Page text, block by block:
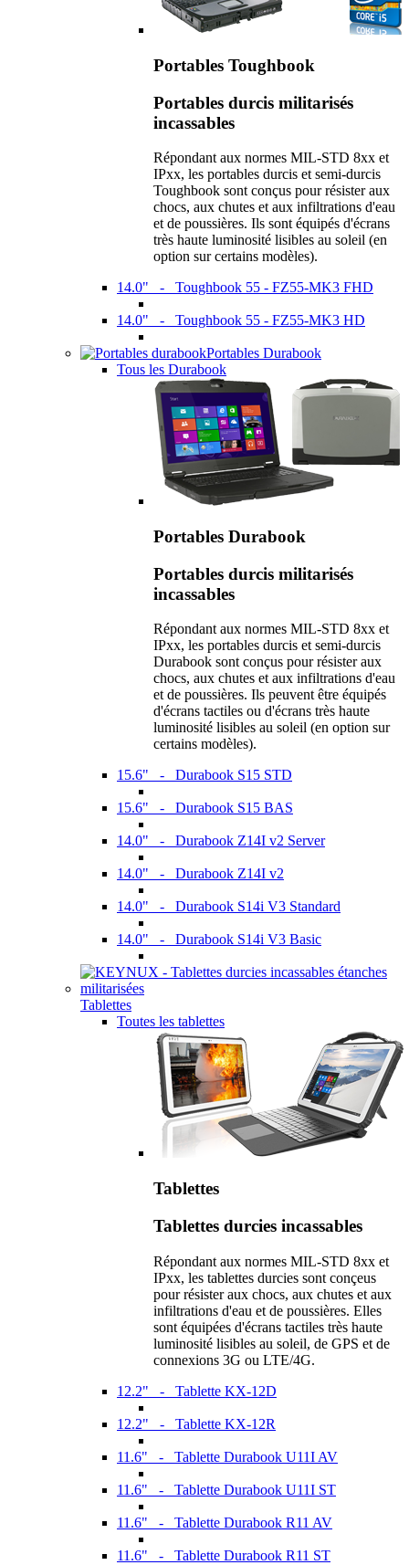
Portables Toughbook
Portables durcis militarisés
incassables
Répondant aux normes MIL-STD 8xx et
IPxx, les portables durcis et semi-durcis
Toughbook sont conçus pour résister aux
chocs, aux chutes et aux infiltrations d'eau
et de poussières. Ils sont équipés d'écrans
très haute luminosité lisibles au soleil (en
option sur certains modèles).
14.0" - Toughbook 55 - FZ55-MK3 FHD
14.0" - Toughbook 55 - FZ55-MK3 HD
Portables Durabook
Tous les Durabook
Portables Durabook
Portables durcis militarisés
incassables
Répondant aux normes MIL-STD 8xx et
IPxx, les portables durcis et semi-durcis
Durabook sont conçus pour résister aux
chocs, aux chutes et aux infiltrations d'eau
et de poussières. Ils peuvent être équipés
d'écrans tactiles ou d'écrans très haute
luminosité lisibles au soleil (en option sur
certains modèles).
15.6" - Durabook S15 STD
15.6" - Durabook S15 BAS
14.0" - Durabook Z14I v2 Server
14.0" - Durabook Z14I v2
14.0" - Durabook S14i V3 Standard
14.0" - Durabook S14i V3 Basic
Tablettes
Toutes les tablettes
Tablettes
Tablettes durcies incassables
Répondant aux normes MIL-STD 8xx et
IPxx, les tablettes durcies sont conçeus
pour résister aux chocs, aux chutes et aux
infiltrations d'eau et de poussières. Elles
sont équipées d'écrans tactiles très haute
luminosité lisibles au soleil, de GPS et de
connexions 3G ou LTE/4G.
12.2" - Tablette KX-12D
12.2" - Tablette KX-12R
11.6" - Tablette Durabook U11I AV
11.6" - Tablette Durabook U11I ST
11.6" - Tablette Durabook R11 AV
11.6" - Tablette Durabook R11 ST